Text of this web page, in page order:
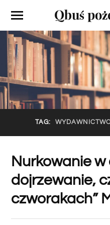
Qbuś
TAG:
Nurkowanie
dojrzewanie,
czworakach”